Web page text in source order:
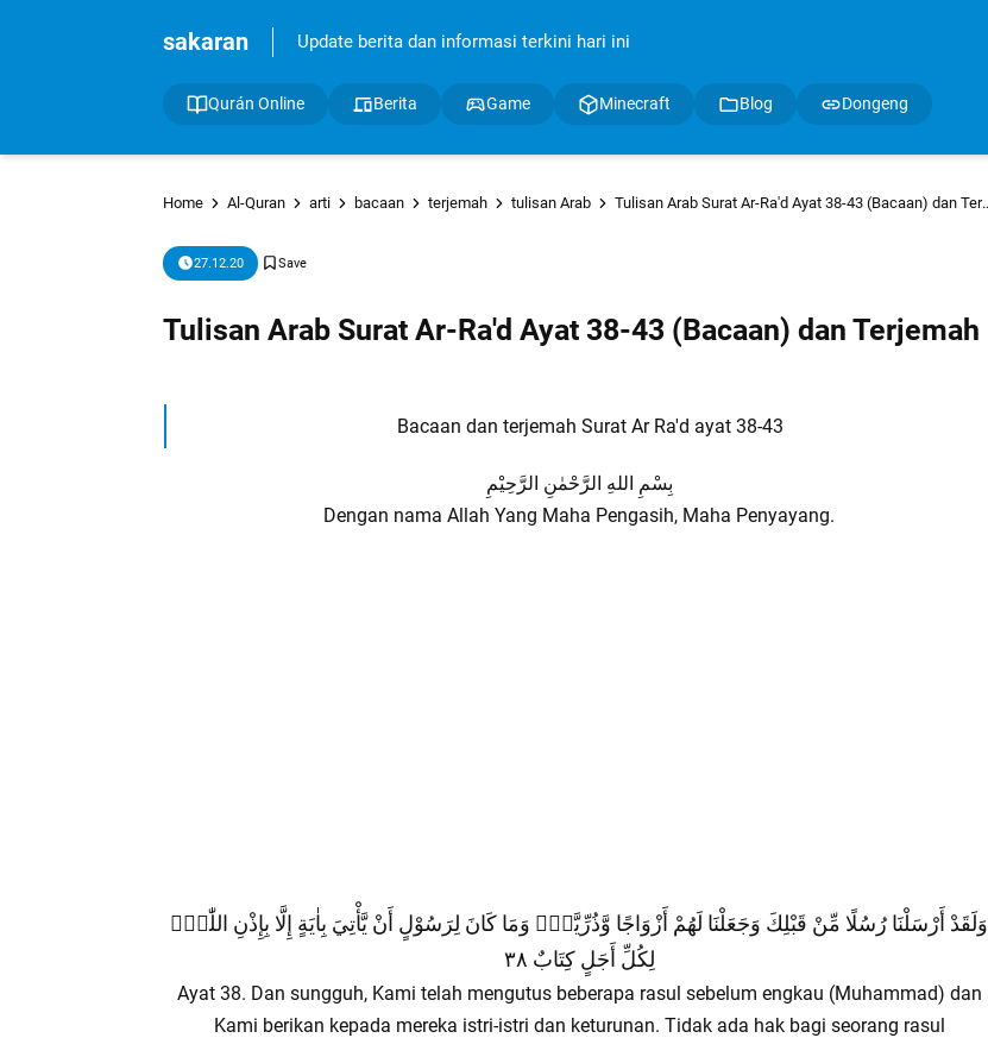
sakaran Update berita dan informasi terkini hari ini
Qurán Online Berita Game Minecraft Blog Dongeng
Home Al-Quran arti bacaan terjemah tulisan Arab Tulisan Arab Surat Ar-Ra'd Ayat 38-43 (Bacaan) dan Terjemah
27.12.20
Tulisan Arab Surat Ar-Ra'd Ayat 38-43 (Bacaan) dan Terjemah
Bacaan dan terjemah Surat Ar Ra'd ayat 38-43
بِسْمِ اللهِ الرَّحْمٰنِ الرَّحِيْمِ
Dengan nama Allah Yang Maha Pengasih, Maha Penyayang.
وَلَقَدْ أَرْسَلْنَا رُسُلًا مِّنْ قَبْلِكَ وَجَعَلْنَا لَهُمْ أَزْوَاجًا وَّذُرِّيَّةًۗ وَمَا كَانَ لِرَسُوْلٍ أَنْ يَّأْتِيَ بِاٰيَةٍ إِلَّا بِإِذْنِ اللّٰهِۗ
لِكُلِّ أَجَلٍ كِتَابٌ ٣٨
Ayat 38. Dan sungguh, Kami telah mengutus beberapa rasul sebelum engkau (Muhammad) dan
Kami berikan kepada mereka istri-istri dan keturunan. Tidak ada hak bagi seorang rasul